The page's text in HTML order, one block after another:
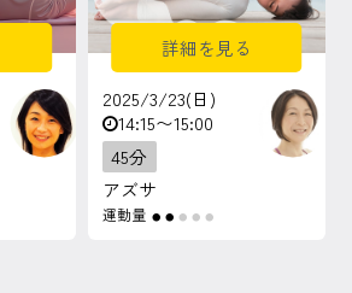
詳細を見る
2025/3/23(日)
14:15〜15:00
45分
アズサ
運動量 ● ● ● ● ●